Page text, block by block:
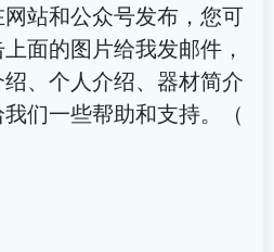
站和公众号发布，您可
面的图片给我发邮件，
、个人介绍、器材简介
们一些帮助和支持。（